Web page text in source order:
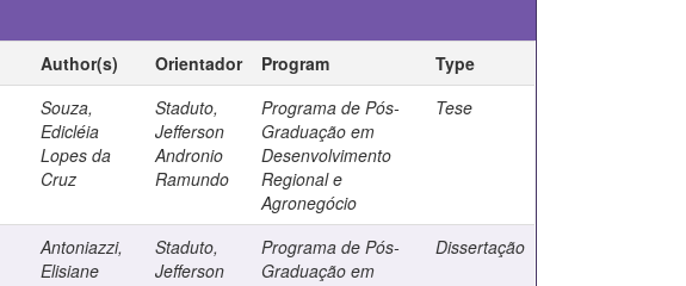
Author(s) Orientador Program
Type
Souza,
Edicléia
Lopes da
Cruz
Staduto,
Jefferson
Andronio
Ramundo
Programa de Pós-
Graduação em
Desenvolvimento
Regional e
Agronegócio
Tese
Antoniazzi,
Elisiane
Staduto,
Jefferson
Programa de Pós-
Graduação em
Dissertação